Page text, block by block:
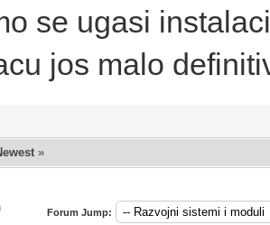
se ugasi
jos malo
»
Forum Jump: